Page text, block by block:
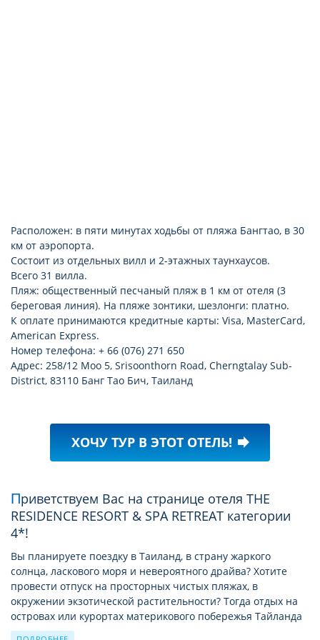
Расположен: в пяти минутах ходьбы от пляжа Бангтао, в 30
км от аэропорта.
Состоит из отдельных вилл и 2-этажных таунхаусов.
Всего 31 вилла.
Пляж: общественный песчаный пляж в 1 км от отеля (3
береговая линия). На пляже зонтики, шезлонги: платно.
К оплате принимаются кредитные карты: Visa, MasterCard,
American Express.
Номер телефона: + 66 (076) 271 650
Адрес: 258/12 Moo 5, Srisoonthorn Road, Cherngtalay Sub-
District, 83110 Банг Тао Бич, Таиланд
ХОЧУ ТУР В ЭТОТ ОТЕЛЬ! forward
Приветствуем Вас на странице отеля THE
RESIDENCE RESORT & SPA RETREAT категории
4*!
Вы планируете поездку в Таиланд, в страну жаркого
солнца, ласкового моря и невероятного драйва? Хотите
провести отпуск на просторных чистых пляжах, в
окружении экзотической растительности? Тогда отдых на
островах или курортах материкового побережья Тайланда
в августe это лучший выбор для вас. Каждый найдет здесь